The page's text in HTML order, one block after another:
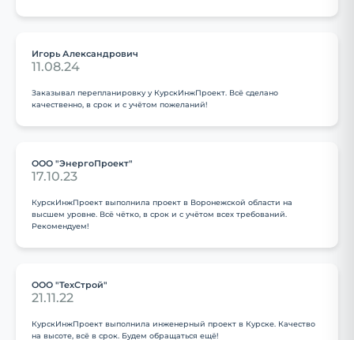
Игорь Александрович
11.08.24
Заказывал перепланировку у КурскИнжПроект. Всё сделано
качественно, в срок и с учётом пожеланий!
ООО "ЭнергоПроект"
17.10.23
КурскИнжПроект выполнила проект в Воронежской области на
высшем уровне. Всё чётко, в срок и с учётом всех требований.
Рекомендуем!
ООО "ТехСтрой"
21.11.22
КурскИнжПроект выполнила инженерный проект в Курске. Качество
на высоте, всё в срок. Будем обращаться ещё!